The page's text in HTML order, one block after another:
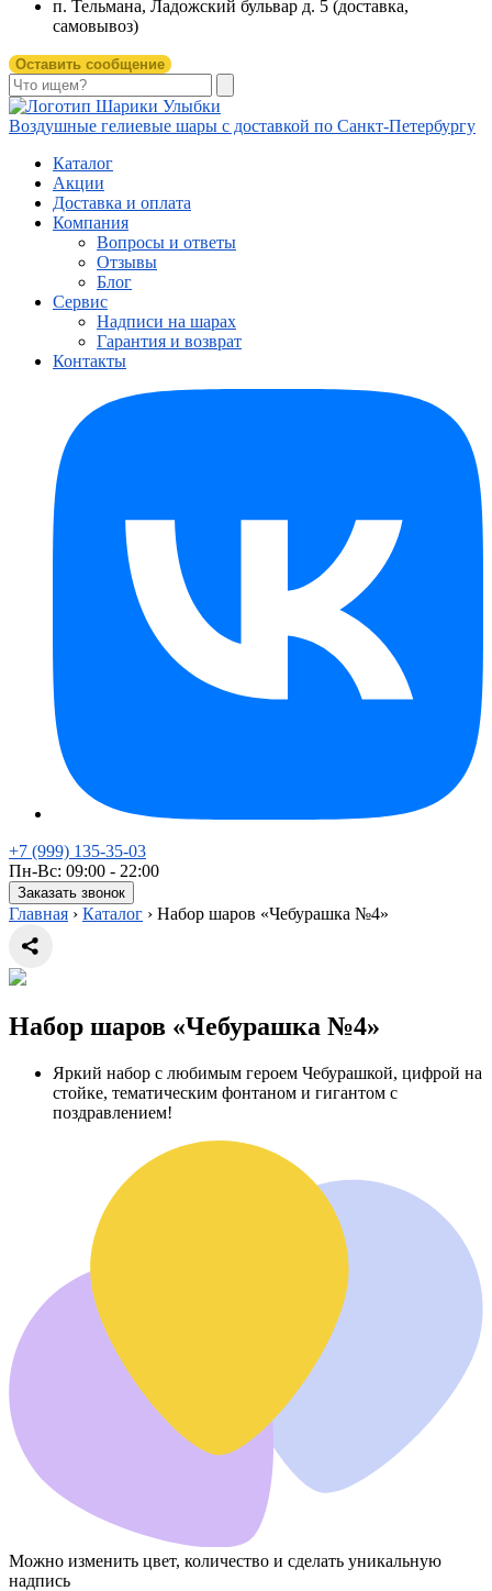
п. Тельмана, Ладожский бульвар д. 5 (доставка,
самовывоз)
Оставить сообщение
Воздушные гелиевые шары с доставкой по Санкт-Петербургу
Каталог
Акции
Доставка и оплата
Компания
Вопросы и ответы
Отзывы
Блог
Сервис
Надписи на шарах
Гарантия и возврат
Контакты
+7 (999) 135-35-03
Пн-Вс: 09:00 - 22:00
Заказать звонок
Главная › Каталог › Набор шаров «Чебурашка №4»
Набор шаров «Чебурашка №4»
Яркий набор с любимым героем Чебурашкой, цифрой на
стойке, тематическим фонтаном и гигантом с
поздравлением!
Можно изменить цвет, количество и сделать уникальную
надпись